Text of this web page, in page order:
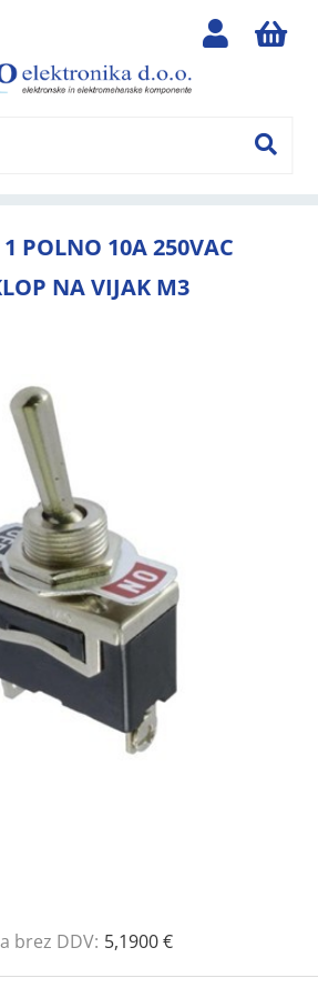
POLNO 10A 250VAC
NA VIJAK M3
brez DDV: 5,1900 €